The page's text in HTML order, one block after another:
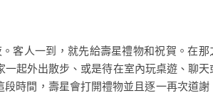
客人一到，就先給壽星禮物和祝賀。在那
起外出散步、或是待在室內玩桌遊、聊天
時間，壽星會打開禮物並且逐一再次道謝